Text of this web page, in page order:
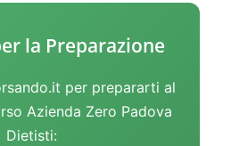
la Preparazione
per prepararti al
Azienda Zero Padova
Dietisti: